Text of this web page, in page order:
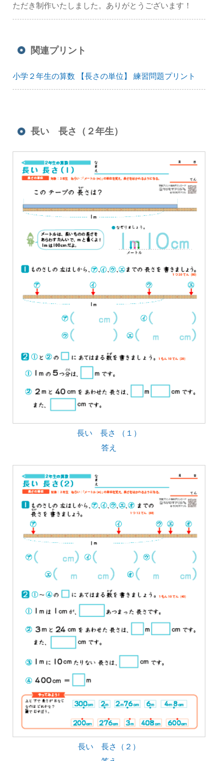
ただき制作いたしました。ありがとうございます！
関連プリント
小学２年生の算数 【長さの単位】 練習問題プリント
長い 長さ（２年生）
長い 長さ （１）
答え
長い 長さ（２）